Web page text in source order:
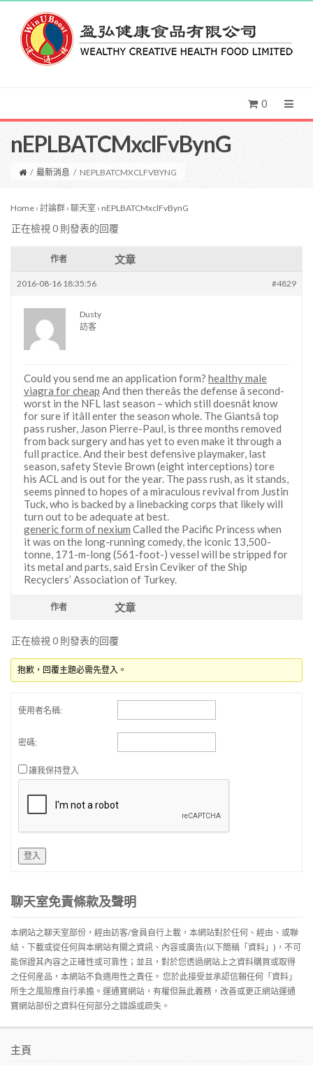
0
nEPLBATCMxclFvBynG
/ 最新消息 / NEPLBATCMXCLFVBYNG
Home › 討論群 › 聊天室 › nEPLBATCMxclFvBynG
正在檢視 0 則發表的回覆
作者 文章
2016-08-16 18:35:56 #4829
Dusty
訪客
Could you send me an application form? healthy male
viagra for cheap And then thereâs the defense â second-
worst in the NFL last season – which still doesnât know
for sure if itâll enter the season whole. The Giantsâ top
pass rusher, Jason Pierre-Paul, is three months removed
from back surgery and has yet to even make it through a
full practice. And their best defensive playmaker, last
season, safety Stevie Brown (eight interceptions) tore
his ACL and is out for the year. The pass rush, as it stands,
seems pinned to hopes of a miraculous revival from Justin
Tuck, who is backed by a linebacking corps that likely will
turn out to be adequate at best.
generic form of nexium Called the Pacific Princess when
it was on the long-running comedy, the iconic 13,500-
tonne, 171-m-long (561-foot-) vessel will be stripped for
its metal and parts, said Ersin Ceviker of the Ship
Recyclers’ Association of Turkey.
作者 文章
正在檢視 0 則發表的回覆
抱歉，回覆主題必需先登入。
使用者名稱:
密碼:
讓我保持登入
登入
聊天室免責條款及聲明
本網站之聊天室部份，經由訪客/會員自行上載，本網站對於任何、經由、或聯
結、下載或從任何與本網站有關之資訊、內容或廣告(以下簡稱「資料」)，不可
能保證其內容之正確性或可靠性；並且，對於您透過網站上之資料購買或取得
之任何産品，本網站不負適用性之責任。 您於此接受並承認信賴任何「資料」
所生之風險應自行承擔。運通寶網站，有權但無此義務，改善或更正網站運通
寶網站部份之資料任何部分之錯誤或疏失。
主頁